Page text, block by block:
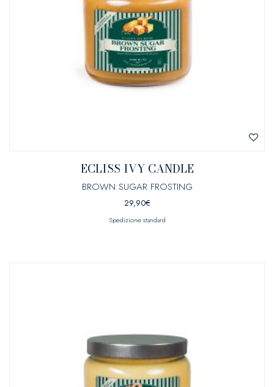
ECLISS IVY CANDLE
BROWN SUGAR FROSTING
29,90€
Spedizione standard